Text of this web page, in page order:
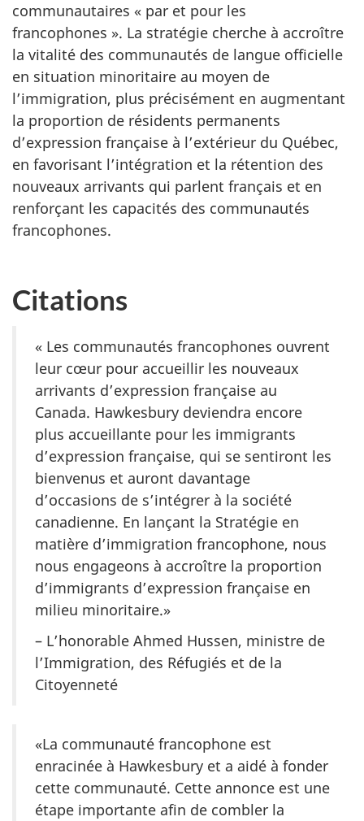
communautaires « par et pour les
francophones ». La stratégie cherche à accroître
la vitalité des communautés de langue officielle
en situation minoritaire au moyen de
l’immigration, plus précisément en augmentant
la proportion de résidents permanents
d’expression française à l’extérieur du Québec,
en favorisant l’intégration et la rétention des
nouveaux arrivants qui parlent français et en
renforçant les capacités des communautés
francophones.
Citations
« Les communautés francophones ouvrent
leur cœur pour accueillir les nouveaux
arrivants d’expression française au
Canada. Hawkesbury deviendra encore
plus accueillante pour les immigrants
d’expression française, qui se sentiront les
bienvenus et auront davantage
d’occasions de s’intégrer à la société
canadienne. En lançant la Stratégie en
matière d’immigration francophone, nous
nous engageons à accroître la proportion
d’immigrants d’expression française en
milieu minoritaire.»
– L’honorable Ahmed Hussen, ministre de
l’Immigration, des Réfugiés et de la
Citoyenneté
«La communauté francophone est
enracinée à Hawkesbury et a aidé à fonder
cette communauté. Cette annonce est une
étape importante afin de combler la